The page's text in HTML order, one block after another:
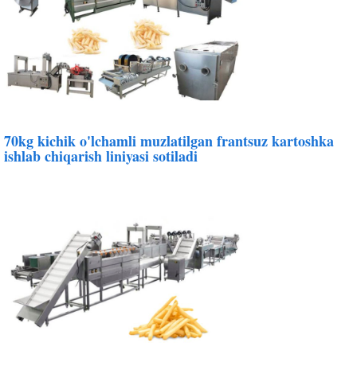
70kg kichik o'lchamli muzlatilgan frantsuz kartoshka
ishlab chiqarish liniyasi sotiladi